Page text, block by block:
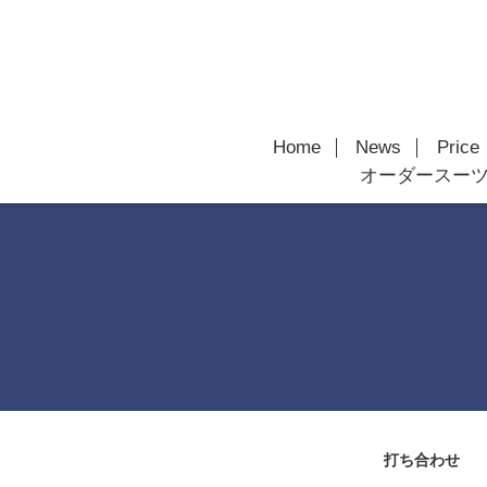
Home News
Price
オーダースー
打ち合わせ